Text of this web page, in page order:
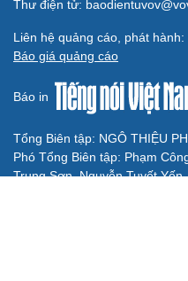
thực hiện hành vi "Hiếp
Vụ án điểm 10 môn
được xem xét giảm nhẹ?
Đề xuất các trường hợp
treo, thay thế hình phạt
Bộ Công an đẩy mạnh
thông tin cư trú